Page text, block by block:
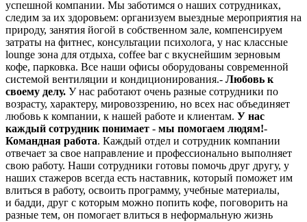
успешной компании. Мы заботимся о наших сотрудниках,
следим за их здоровьем: организуем выездные мероприятия на
природу, занятия йогой в собственном зале, компенсируем
затраты на фитнес, консультации психолога, у нас классные
lounge зона для отдыха, coffee bar с вкуснейшим зерновым
кофе, парковка. Все наши офисы оборудованы современной
системой вентиляции и кондиционирования.- Любовь к
своему делу. У нас работают очень разные сотрудники по
возрасту, характеру, мировоззрению, но всех нас объединяет
любовь к компании, к нашей работе и клиентам. У нас
каждый сотрудник понимает - мы помогаем людям!-
Командная работа. Каждый отдел и сотрудник компании
отвечает за свое направление и профессионально выполняет
свою работу. Наши сотрудники готовы помочь друг другу, у
наших стажеров всегда есть наставник, который поможет им
влиться в работу, освоить программу, учебные материалы,
и бадди, друг с которым можно попить кофе, поговорить на
разные тем, он помогает влиться в неформальную жизнь